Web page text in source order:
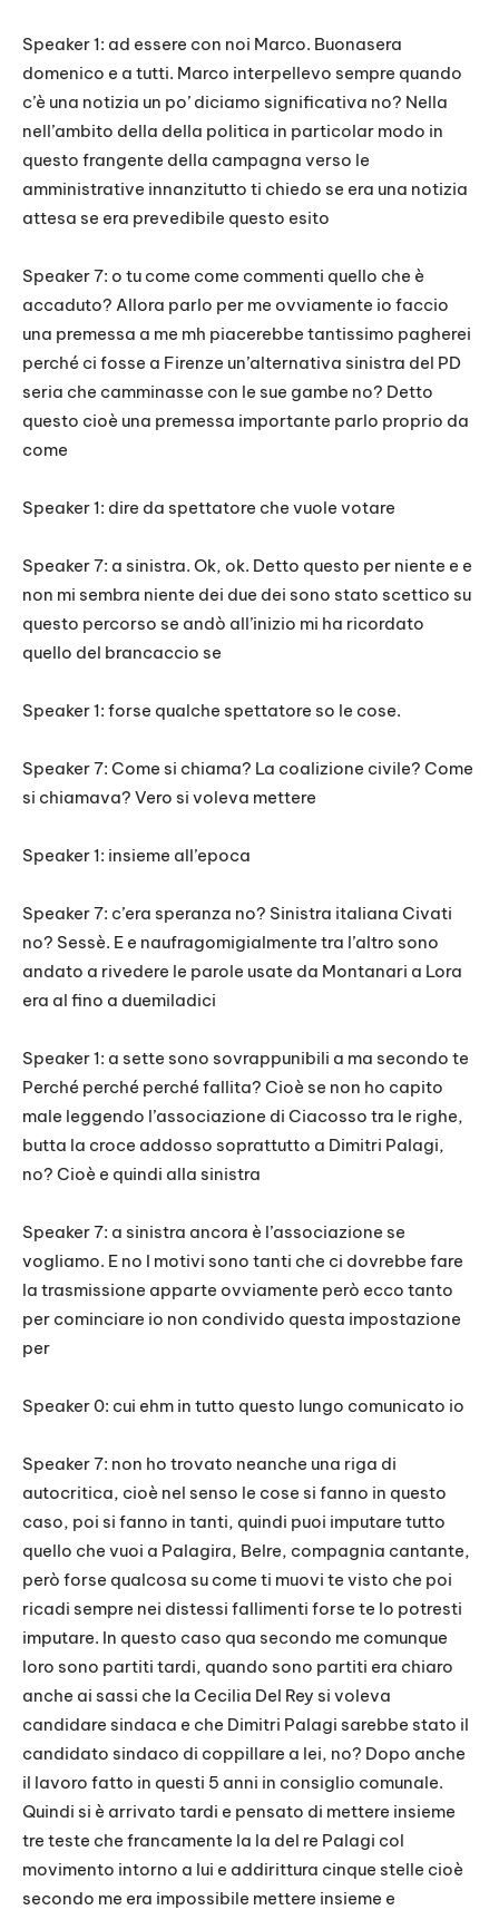
Speaker 1: ad essere con noi Marco. Buonasera
domenico e a tutti. Marco interpellevo sempre quando
c’è una notizia un po’ diciamo significativa no? Nella
nell’ambito della della politica in particolar modo in
questo frangente della campagna verso le
amministrative innanzitutto ti chiedo se era una notizia
attesa se era prevedibile questo esito
Speaker 7: o tu come come commenti quello che è
accaduto? Allora parlo per me ovviamente io faccio
una premessa a me mh piacerebbe tantissimo pagherei
perché ci fosse a Firenze un’alternativa sinistra del PD
seria che camminasse con le sue gambe no? Detto
questo cioè una premessa importante parlo proprio da
come
Speaker 1: dire da spettatore che vuole votare
Speaker 7: a sinistra. Ok, ok. Detto questo per niente e e
non mi sembra niente dei due dei sono stato scettico su
questo percorso se andò all’inizio mi ha ricordato
quello del brancaccio se
Speaker 1: forse qualche spettatore so le cose.
Speaker 7: Come si chiama? La coalizione civile? Come
si chiamava? Vero si voleva mettere
Speaker 1: insieme all’epoca
Speaker 7: c’era speranza no? Sinistra italiana Civati
no? Sessè. E e naufragomigialmente tra l’altro sono
andato a rivedere le parole usate da Montanari a Lora
era al fino a duemiladici
Speaker 1: a sette sono sovrappunibili a ma secondo te
Perché perché perché fallita? Cioè se non ho capito
male leggendo l’associazione di Ciacosso tra le righe,
butta la croce addosso soprattutto a Dimitri Palagi,
no? Cioè e quindi alla sinistra
Speaker 7: a sinistra ancora è l’associazione se
vogliamo. E no I motivi sono tanti che ci dovrebbe fare
la trasmissione apparte ovviamente però ecco tanto
per cominciare io non condivido questa impostazione
per
Speaker 0: cui ehm in tutto questo lungo comunicato io
Speaker 7: non ho trovato neanche una riga di
autocritica, cioè nel senso le cose si fanno in questo
caso, poi si fanno in tanti, quindi puoi imputare tutto
quello che vuoi a Palagira, Belre, compagnia cantante,
però forse qualcosa su come ti muovi te visto che poi
ricadi sempre nei distessi fallimenti forse te lo potresti
imputare. In questo caso qua secondo me comunque
loro sono partiti tardi, quando sono partiti era chiaro
anche ai sassi che la Cecilia Del Rey si voleva
candidare sindaca e che Dimitri Palagi sarebbe stato il
candidato sindaco di coppillare a lei, no? Dopo anche
il lavoro fatto in questi 5 anni in consiglio comunale.
Quindi si è arrivato tardi e pensato di mettere insieme
tre teste che francamente la la del re Palagi col
movimento intorno a lui e addirittura cinque stelle cioè
secondo me era impossibile mettere insieme e